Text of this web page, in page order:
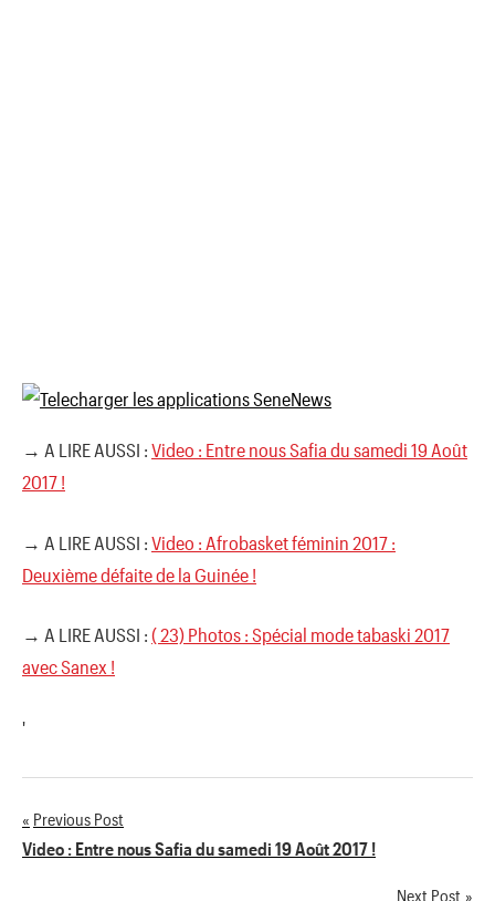
→ A LIRE AUSSI : Video : Entre nous Safia du samedi 19 Août
2017 !
→ A LIRE AUSSI : Video : Afrobasket féminin 2017 :
Deuxième défaite de la Guinée !
→ A LIRE AUSSI : ( 23) Photos : Spécial mode tabaski 2017
avec Sanex !
'
Navigation
Previous Post
Video : Entre nous Safia du samedi 19 Août 2017 !
Next Post